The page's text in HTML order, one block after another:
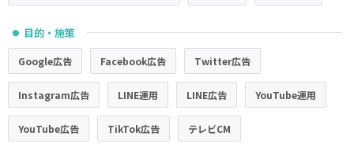
● 目的・施策
Google広告 Facebook広告 Twitter広告
Instagram広告 LINE運用 LINE広告 YouTube運用
YouTube広告 TikTok広告 テレビCM